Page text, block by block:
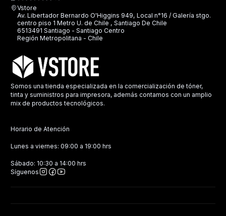
Vstore
Av. Libertador Bernardo O'Higgins 949, Local n°16 / Galería stgo.
centro piso 1 Metro U. de Chile , Santiago De Chile
6513491 Santiago - Santiago Centro
Región Metropolitana - Chile
Somos una tienda especializada en la comercialización de tóner,
tinta y suministros para impresora, además contamos con un amplio
mix de productos tecnológicos.
Horario de Atención
Lunes a viernes: 09:00 a 19:00 hrs
Sábado: 10:30 a 14:00 hrs
Síguenos